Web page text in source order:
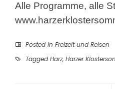
Alle Programme, alle
Posted in Freizeit und Reisen
Tagged Harz, Harzer